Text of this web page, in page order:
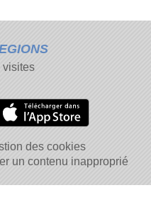
visites
des cookies
un contenu inapproprié